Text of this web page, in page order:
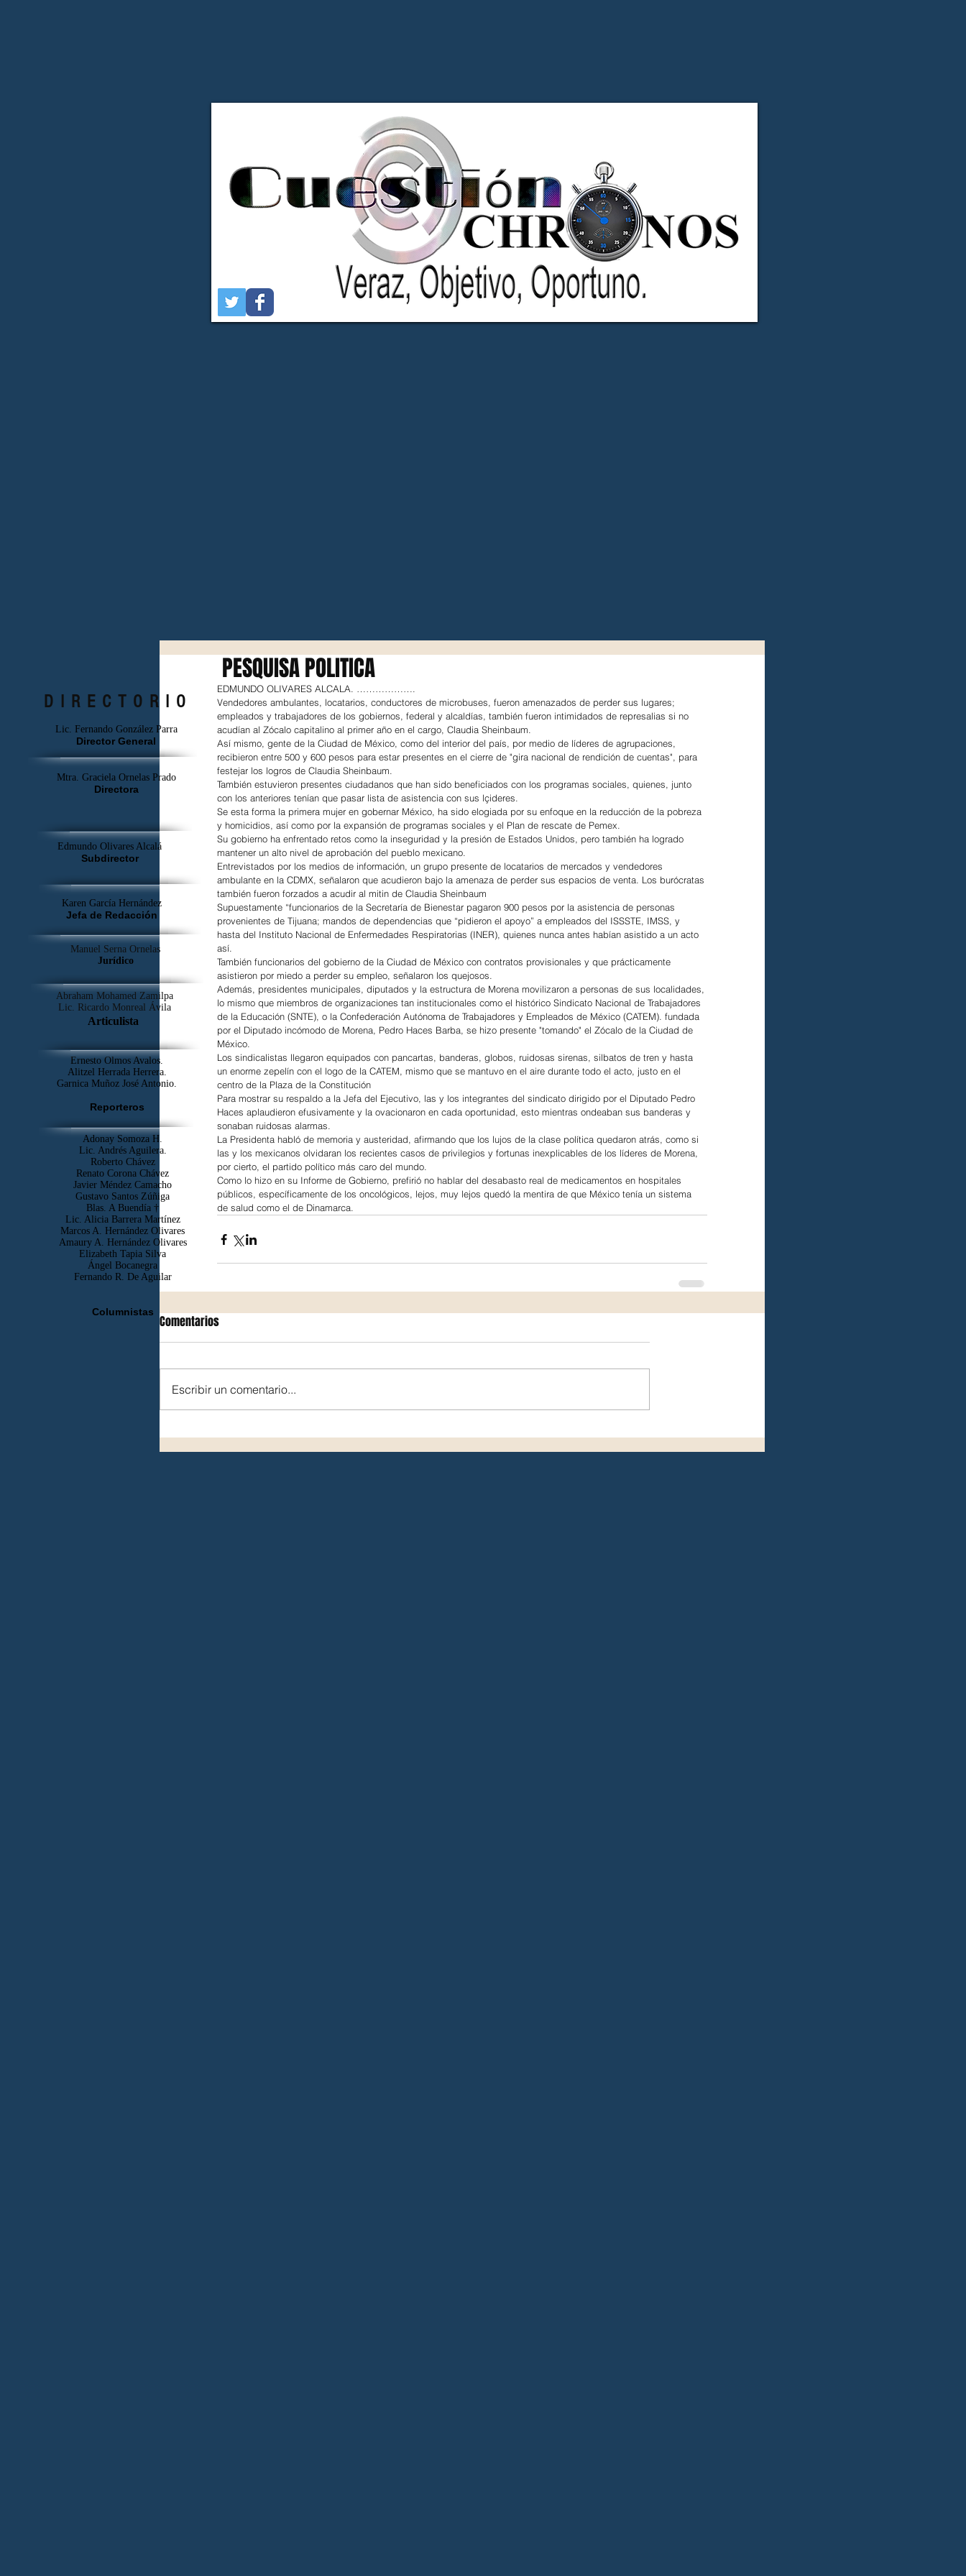
PESQUISA POLITICA
EDMUNDO OLIVARES ALCALA. ……………….
Vendedores ambulantes, locatarios, conductores de microbuses, fueron amenazados de perder sus lugares;
empleados y trabajadores de los gobiernos, federal y alcaldías, también fueron intimidados de represalias si no
acudían al Zócalo capitalino al primer año en el cargo, Claudia Sheinbaum.
Así mismo, gente de la Ciudad de México, como del interior del país, por medio de líderes de agrupaciones,
recibieron entre 500 y 600 pesos para estar presentes en el cierre de "gira nacional de rendición de cuentas", para
festejar los logros de Claudia Sheinbaum.
También estuvieron presentes ciudadanos que han sido beneficiados con los programas sociales, quienes, junto
con los anteriores tenían que pasar lista de asistencia con sus lçideres.
Se esta forma la primera mujer en gobernar México, ha sido elogiada por su enfoque en la reducción de la pobreza
y homicidios, así como por la expansión de programas sociales y el Plan de rescate de Pemex.
Su gobierno ha enfrentado retos como la inseguridad y la presión de Estados Unidos, pero también ha logrado
mantener un alto nivel de aprobación del pueblo mexicano.
Entrevistados por los medios de información, un grupo presente de locatarios de mercados y vendedores
ambulante en la CDMX, señalaron que acudieron bajo la amenaza de perder sus espacios de venta. Los burócratas
también fueron forzados a acudir al mitin de Claudia Sheinbaum
Supuestamente “funcionarios de la Secretaría de Bienestar pagaron 900 pesos por la asistencia de personas
provenientes de Tijuana; mandos de dependencias que “pidieron el apoyo” a empleados del ISSSTE, IMSS, y
hasta del Instituto Nacional de Enfermedades Respiratorias (INER), quienes nunca antes habían asistido a un acto
así.
También funcionarios del gobierno de la Ciudad de México con contratos provisionales y que prácticamente
asistieron por miedo a perder su empleo, señalaron los quejosos.
Además, presidentes municipales, diputados y la estructura de Morena movilizaron a personas de sus localidades,
lo mismo que miembros de organizaciones tan institucionales como el histórico Sindicato Nacional de Trabajadores
de la Educación (SNTE), o la Confederación Autónoma de Trabajadores y Empleados de México (CATEM). fundada
por el Diputado incómodo de Morena, Pedro Haces Barba, se hizo presente "tomando" el Zócalo de la Ciudad de
México.
Los sindicalistas llegaron equipados con pancartas, banderas, globos, ruidosas sirenas, silbatos de tren y hasta
un enorme zepelín con el logo de la CATEM, mismo que se mantuvo en el aire durante todo el acto, justo en el
centro de la Plaza de la Constitución
Para mostrar su respaldo a la Jefa del Ejecutivo, las y los integrantes del sindicato dirigido por el Diputado Pedro
Haces aplaudieron efusivamente y la ovacionaron en cada oportunidad, esto mientras ondeaban sus banderas y
sonaban ruidosas alarmas.
La Presidenta habló de memoria y austeridad, afirmando que los lujos de la clase política quedaron atrás, como si
las y los mexicanos olvidaran los recientes casos de privilegios y fortunas inexplicables de los líderes de Morena,
por cierto, el partido político más caro del mundo.
Como lo hizo en su Informe de Gobierno, prefirió no hablar del desabasto real de medicamentos en hospitales
públicos, específicamente de los oncológicos, lejos, muy lejos quedó la mentira de que México tenía un sistema
de salud como el de Dinamarca.
Comentarios
Escribir un comentario...
DIRECTORIO
Lic. Fernando González Parra
Director General
Mtra. Graciela Ornelas Prado
Directora
Edmundo Olivares Alcalá
Subdirector
Karen García Hernández
Jefa de Redacción
Manuel Serna Ornelas
Jurídico
Abraham Mohamed Zamilpa
Lic. Ricardo Monreal Ávila
Articulista
Ernesto Olmos Avalos.
Alitzel Herrada Herrera.
Garnica Muñoz José Antonio.
Reporteros
Adonay Somoza H.
Lic. Andrés Aguilera.
Roberto Chávez
Renato Corona Chávez
Javier Méndez Camacho
Gustavo Santos Zúñiga
Blas. A Buendía †
​Lic. Alicia Barrera Martínez
Marcos A. Hernández Olivares
Amaury A. Hernández Olivares
Elizabeth Tapia Silva
Ángel Bocanegra
Fernando R. De Aguilar
Columnistas